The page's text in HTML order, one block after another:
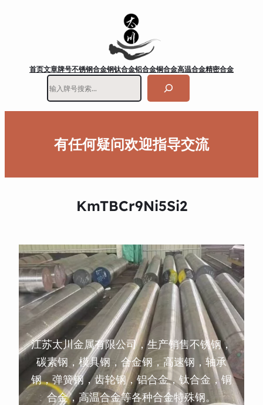
首页文章牌号不锈钢合金钢钛合金铝合金铜合金高温合金精密合金
有任何疑问欢迎指导交流
KmTBCr9Ni5Si2
江苏太川金属有限公司，生产销售不锈钢，
碳素钢，模具钢，合金钢，高速钢，轴承
钢，弹簧钢，齿轮钢，铝合金，钛合金，铜
合金，高温合金等各种合金特殊钢。